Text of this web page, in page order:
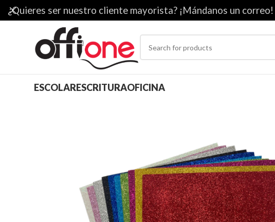
ESCOLARESCRITURAOFICINA
¿Quieres ser nuestro cliente mayorista? ¡Mándanos un correo!